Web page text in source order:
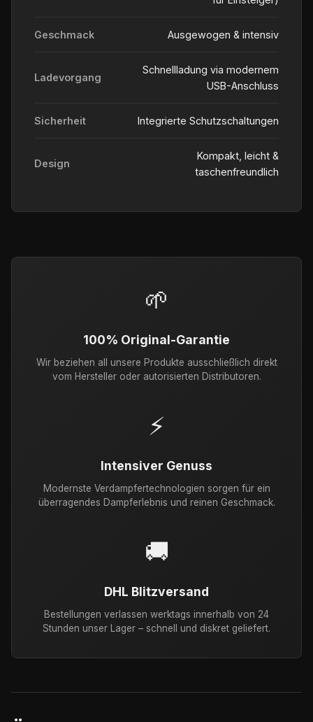
Geschmack Ausgewogen & intensiv
Ladevorgang
Schnellladung via modernem
USB-Anschluss
Sicherheit Integrierte Schutzschaltungen
Design
Kompakt, leicht &
taschenfreundlich
🌱
100% Original-Garantie
Wir beziehen all unsere Produkte ausschließlich direkt
vom Hersteller oder autorisierten Distributoren.
⚡
Intensiver Genuss
Modernste Verdampfertechnologien sorgen für ein
überragendes Dampferlebnis und reinen Geschmack.
🚚
DHL Blitzversand
Bestellungen verlassen werktags innerhalb von 24
Stunden unser Lager – schnell und diskret geliefert.